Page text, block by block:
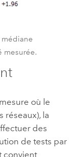
mesurée.
où le
réseaux), la
des
de tests par
convient